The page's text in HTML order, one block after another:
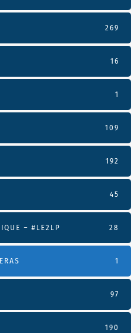
269
16
1
109
192
45
– #LE2LP 28
1
97
190